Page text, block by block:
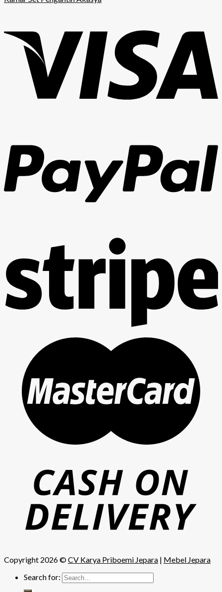
Copyright 2026 ©CV Karya Priboemi Jepara | Mebel Jepara
Search for: